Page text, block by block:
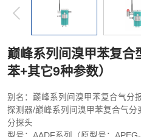
巅峰系列间溴甲苯复合
苯+其它9种参数）
别名：巅峰系列间溴甲苯复合气分
探测器/巅峰系列间溴甲苯复合气
分探头